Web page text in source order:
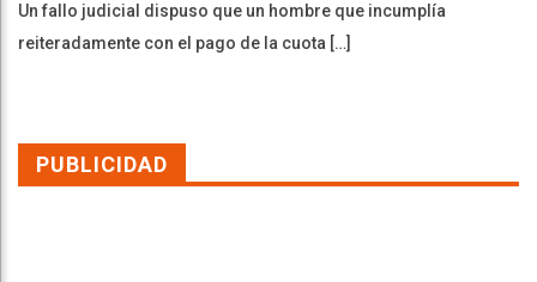
Un fallo judicial dispuso que un hombre que incumplía
reiteradamente con el pago de la cuota […]
PUBLICIDAD